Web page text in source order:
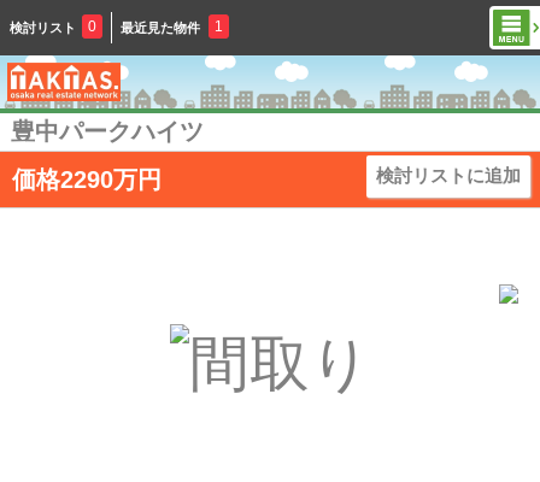
検討リスト 0 最近見た物件 1
豊中パークハイツ
価格2290万円
検討リストに追加